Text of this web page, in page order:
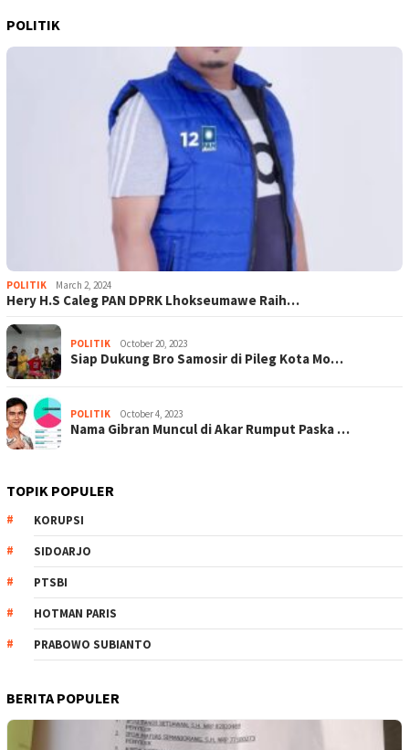
POLITIK
POLITIK March 2, 2024
Hery H.S Caleg PAN DPRK Lhokseumawe Raih…
POLITIK October 20, 2023
Siap Dukung Bro Samosir di Pileg Kota Mo…
POLITIK October 4, 2023
Nama Gibran Muncul di Akar Rumput Paska …
TOPIK POPULER
KORUPSI
SIDOARJO
PTSBI
HOTMAN PARIS
PRABOWO SUBIANTO
BERITA POPULER